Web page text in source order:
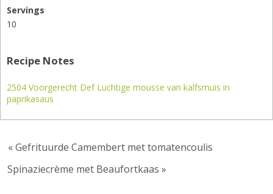
Servings
10
Recipe Notes
2504 Voorgerecht Def Luchtige mousse van kalfsmuis in
paprikasaus
« Gefrituurde Camembert met tomatencoulis
Spinaziecrème met Beaufortkaas »